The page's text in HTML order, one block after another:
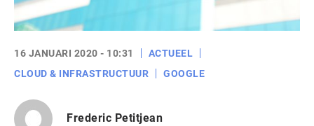
16 JANUARI 2020 - 10:31
ACTUEEL
CLOUD & INFRASTRUCTUUR
GOOGLE
Frederic Petitjean